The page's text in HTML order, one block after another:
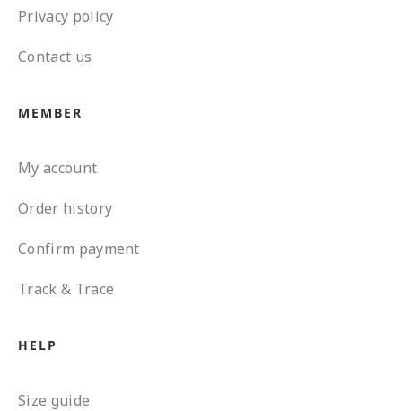
Privacy policy
Contact us
MEMBER
My account
Order history
Confirm payment
Track & Trace
HELP
Size guide